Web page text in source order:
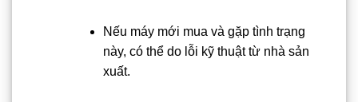
Nếu máy mới mua và gặp tình trạng
này, có thể do lỗi kỹ thuật từ nhà sản
xuất.